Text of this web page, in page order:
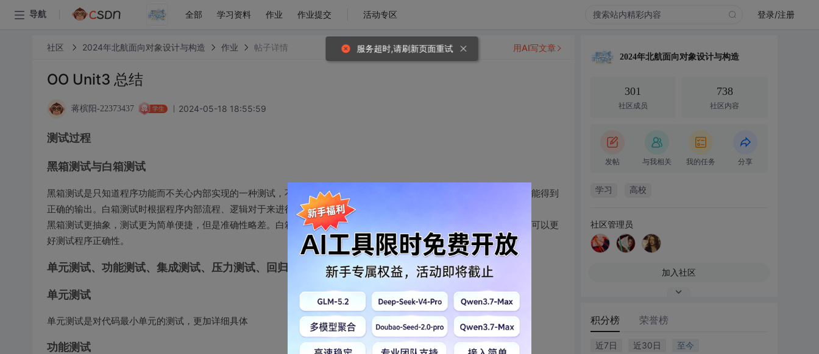
导航 全部 学习资料 作业 作业提交 活动专区 登录/注册
社区 2024年北航面向对象设计与构造 作业 帖子详情
OO Unit3 总结
蒋槟阳-22373437 学生 2024-05-18 18:55:59
测试过程
黑箱测试与白箱测试
黑箱测试是只知道程序功能而不关心内部实现的一种测试，不关心程序内部实现而是对程序的接口的正确性进行验证是否能得到
正确的输出。白箱测试时根据程序内部流程、逻辑对于来进行测试整个流程的正确性。
黑箱测试更抽象，测试更为简单便捷，但是准确性略差。白箱测试则更加具体，测试的数据构造更复杂，但是覆盖率高，可以更
好测试程序正确性。
单元测试、功能测试、集成测试、压力测试、回归测试
单元测试
单元测试是对代码最小单元的测试，更加详细具体
功能测试
用AI写文章
2024年北航面向对象设计与构造
301
社区成员
738
社区内容
发帖 与我相关 我的任务 分享
学习 高校
社区管理员
加入社区
积分榜 荣誉榜
近7日 近30日 至今
服务超时,请刷新页面重试